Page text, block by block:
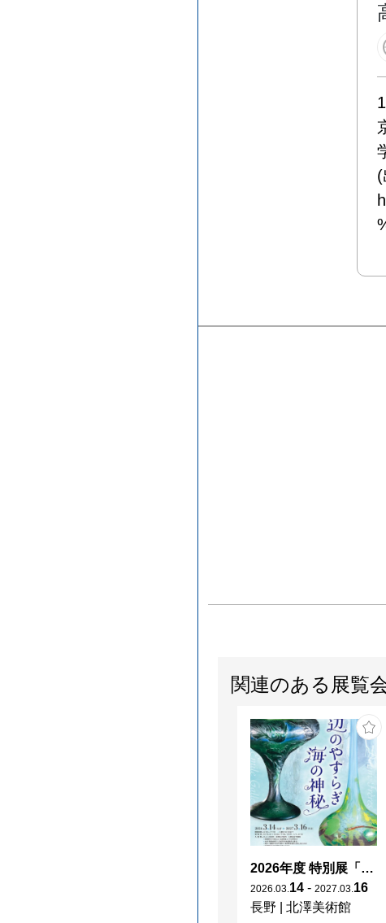
関連のある展覧
2026年度 特別展「ガレとドーム、アール･ヌーヴォーのガラス 水辺のやすらぎ、海の神秘」
2026 03 14 - 2027 03 16
長野
北澤美術館